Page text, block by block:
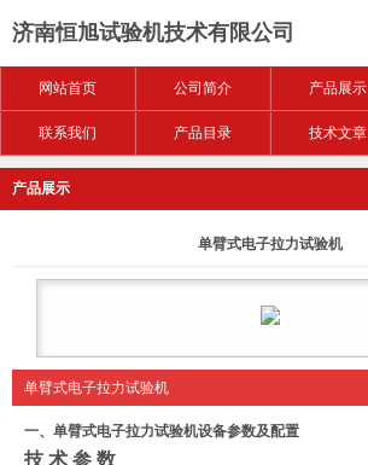
济南恒旭试验机技术有限公司
网站首页 公司简介 产品展示
联系我们 产品目录 技术文章
产品展示
单臂式电子拉力试验机
单臂式电子拉力试验机
一、 单臂式电子拉力试验机设备参数及配置
技 术 参 数